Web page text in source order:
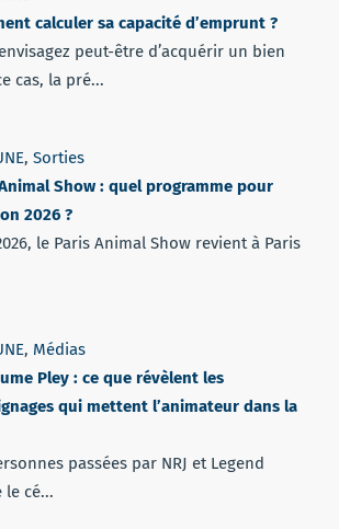
calculer sa capacité d’emprunt ?
peut-être d’acquérir un bien
cas, la pré...
, Sorties
Show : quel programme pour
2026 ?
le Paris Animal Show revient à Paris
, Médias
Pley : ce que révèlent les
qui mettent l’animateur dans la
passées par NRJ et Legend
cé...